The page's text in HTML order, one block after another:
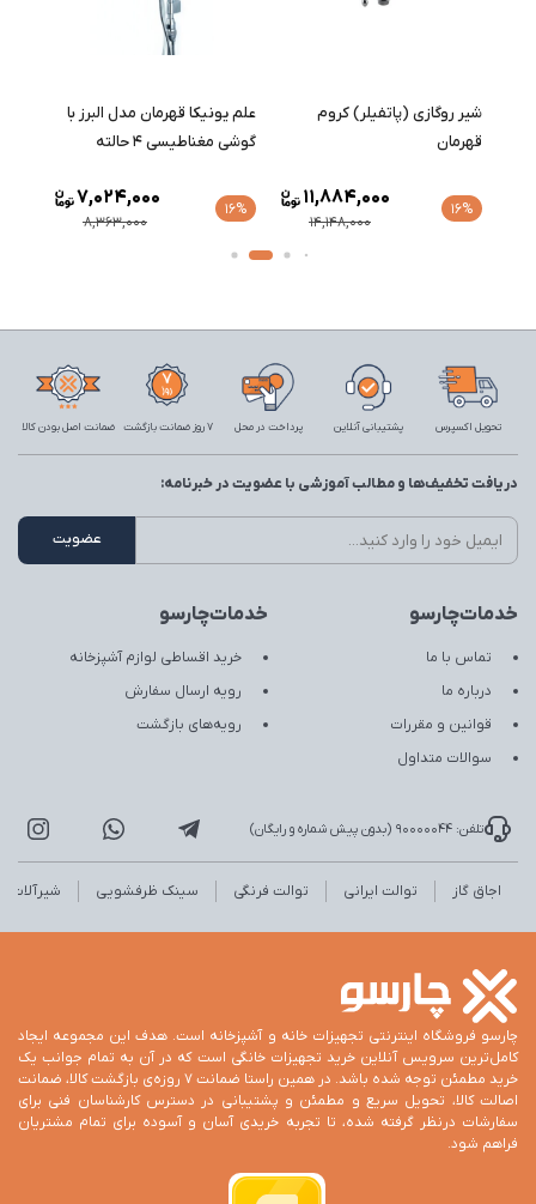
علم یونیکا قهرمان مدل البرز با
گوشی مغناطیسی ۴ حالته
16%
8,363,000
7,024,000
علم دوش دوکاره (یونیورست)
قهرمان مدل پارسه کروم مات
16%
24,770,000
20,806,000
تحویل اکسپرس پشتیبانی آنلاین پرداخت در محل 7 روز ضمانت بازگشت ضمانت اصل بودن کالا
خدمات‌چارسو
تماس با ما
درباره ما
قوانین و مقررات
سوالات متداول
خدمات‌چارسو
خرید اقساطی لوازم آشپزخانه
رویه ارسال سفارش
رویه‌های بازگشت
دریافت تخفیف‌ها و مطالب آموزشی با عضویت در خبرنامه:
تلفن: 90000044 (بدون پیش شماره و رایگان)
اجاق گاز توالت ایرانی توالت فرنگی سینک ظرفشویی شیرآلات
چارسو فروشگاه اینترنتی تجهیزات خانه و آشپزخانه است. هدف این مجموعه ایجاد
کامل‌ترین سرویس آنلاین خرید تجهیزات خانگی است که در آن به تمام جوانب یک
خرید مطمئن توجه شده باشد. در همین راستا ضمانت 7 روزه‌ی بازگشت کالا، ضمانت
اصالت کالا، تحویل سریع و مطمئن و پشتیبانی در دسترس کارشناسان فنی برای
سفارشات درنظر گرفته شده، تا تجربه خریدی آسان و آسوده برای تمام مشتریان
فراهم شود.